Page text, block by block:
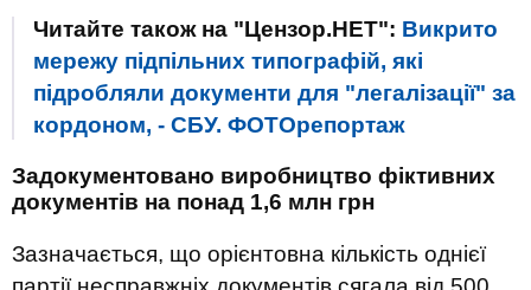
Читайте також на "Цензор.НЕТ": Викрито
мережу підпільних типографій, які
підробляли документи для "легалізації" за
кордоном, - СБУ. ФОТОрепортаж
Задокументовано виробництво фіктивних
документів на понад 1,6 млн грн
Зазначається, що орієнтовна кількість однієї